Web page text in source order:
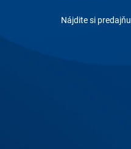
Nájdite si predajňu